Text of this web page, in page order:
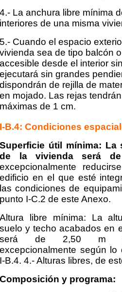
4.- La anchura libre mínima
interiores de una misma
5.- Cuando el espacio
vivienda sea de tipo balcón
accesible desde el interior
ejecutará sin grandes
dispondránde rejilla de
en mojado. Las rejas
máximas de 1 cm.
I-B.4: Condiciones
Superficie útil mínima: La
de la vivienda será
excepcionalmente
edificio en el que esté
lascondiciones de
punto I-C.2 de este Anexo.
Altura libre mínima: La
suelo y techo acabados en
será de 2,50 m
excepcionalmente según
I-B.4. 4.- Alturas libres, de
Composición y programa: